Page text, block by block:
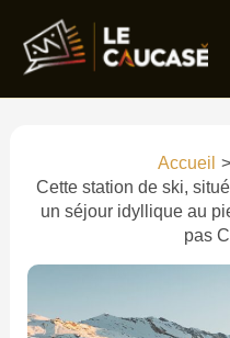
contenu
Accueil
Cette station de ski,
un séjour idyllique au
pas
ici…
mail*